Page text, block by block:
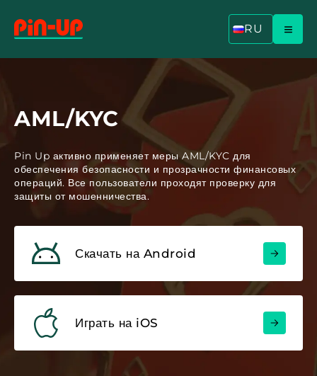
RU
AML/KYC
Pin Up активно применяет меры AML/KYC для
обеспечения безопасности и прозрачности финансовых
операций. Все пользователи проходят проверку для
защиты от мошенничества.
Скачать на Android
Играть на iOS